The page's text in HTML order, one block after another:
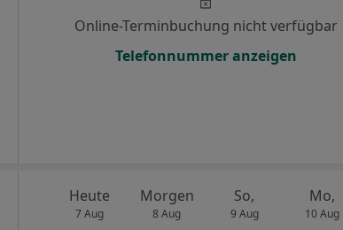
Online-Terminbuchung nicht verfügbar
Telefonnummer anzeigen
Heute
7 Aug
Morgen
8 Aug
So,
9 Aug
Mo,
10 Aug